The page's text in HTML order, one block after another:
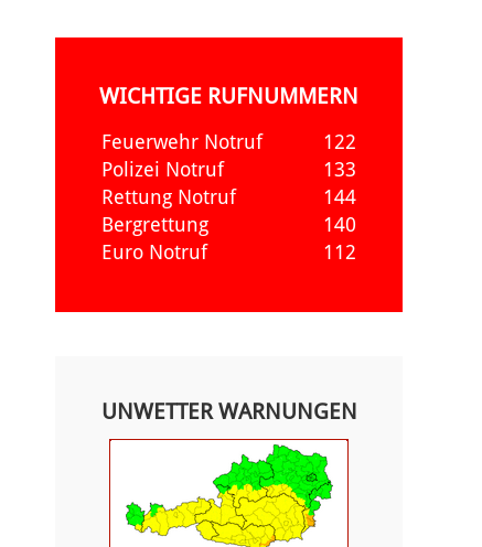
WICHTIGE RUFNUMMERN
Feuerwehr Notruf
122
Polizei Notruf
133
Rettung Notruf
144
Bergrettung
140
Euro Notruf
112
UNWETTER WARNUNGEN